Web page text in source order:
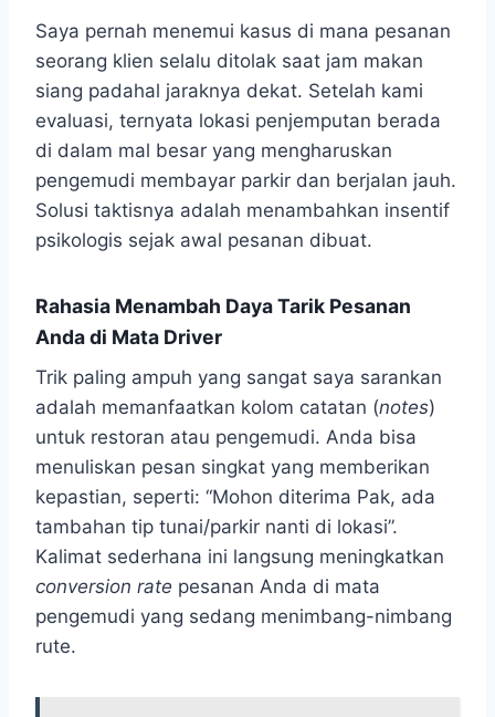
Saya pernah menemui kasus di mana pesanan
seorang klien selalu ditolak saat jam makan
siang padahal jaraknya dekat. Setelah kami
evaluasi, ternyata lokasi penjemputan berada
di dalam mal besar yang mengharuskan
pengemudi membayar parkir dan berjalan jauh.
Solusi taktisnya adalah menambahkan insentif
psikologis sejak awal pesanan dibuat.
Rahasia Menambah Daya Tarik Pesanan
Anda di Mata Driver
Trik paling ampuh yang sangat saya sarankan
adalah memanfaatkan kolom catatan (notes)
untuk restoran atau pengemudi. Anda bisa
menuliskan pesan singkat yang memberikan
kepastian, seperti: “Mohon diterima Pak, ada
tambahan tip tunai/parkir nanti di lokasi”.
Kalimat sederhana ini langsung meningkatkan
conversion rate pesanan Anda di mata
pengemudi yang sedang menimbang-nimbang
rute.